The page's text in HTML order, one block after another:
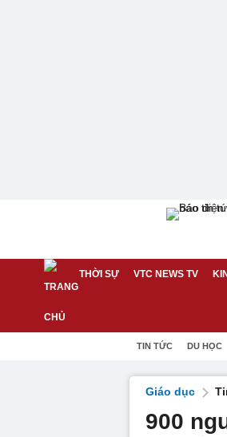
THỜI SỰ VTC NEWS TV
TIN TỨC DU HỌC
Giáo dục
900